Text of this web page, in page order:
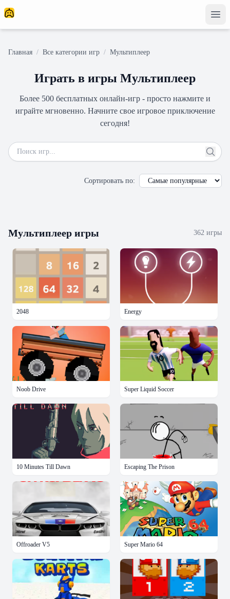
Главная / Все категории игр / Мультиплеер
Играть в игры Мультиплеер
Более 500 бесплатных онлайн-игр - просто нажмите и
играйте мгновенно. Начните свое игровое приключение
сегодня!
Сортировать по:
Мультиплеер игры 362 игры
2048 Energy
Noob Drive Super Liquid Soccer
10 Minutes Till Dawn Escaping The Prison
Offroader V5 Super Mario 64